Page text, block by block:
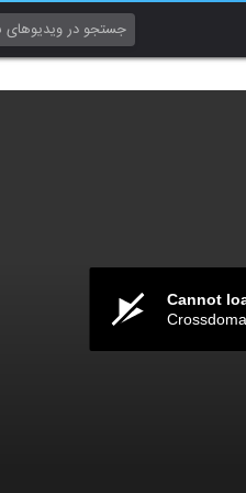
Cannot